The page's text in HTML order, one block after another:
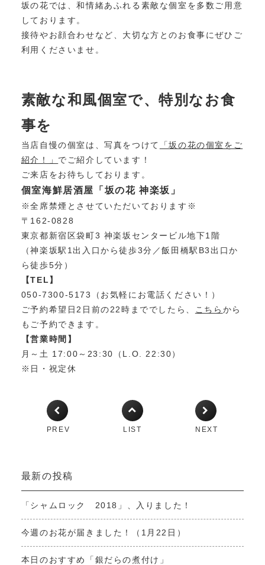
坂の花では、和情緒あふれる素敵な個室を多数ご用意
しております。
接待やお顔合わせなど、大切な方とのお食事にぜひご
利用くださいませ。
素敵な和風個室で、特別なお食
事を
当店自慢の個室は、写真をつけて
「坂の花の個室をご
紹介！」 でご紹介しています！
ご来店をお待ちしております。
個室海鮮居酒屋「坂の花 神楽坂」
※全席禁煙とさせていただいております※
〒162-0828
東京都新宿区袋町3 神楽坂センタービル地下1階
（神楽坂駅1出入口から徒歩3分／飯田橋駅B3出口か
ら徒歩5分）
【TEL】
050-7300-5173（お気軽にお電話ください！）
ご予約希望日2日前の22時まででしたら、
こちら から
もご予約できます。
【営業時間】
月～土 17:00～23:30（L.O. 22:30）
※日・祝定休
PREV LIST NEXT
最新の投稿
「シャムロック 2018」、入りました！
今週のお花が届きました！（1月22日）
本日のおすすめ「銀だらの煮付け」